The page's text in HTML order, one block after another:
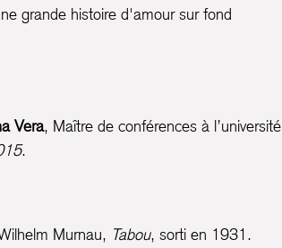
grande histoire d'amour sur fond
Vera, Maître de conférences à l’université
.
Murnau, Tabou, sorti en 1931.